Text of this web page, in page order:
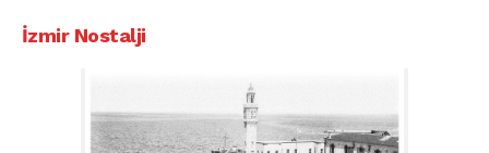
İzmir Nostalji